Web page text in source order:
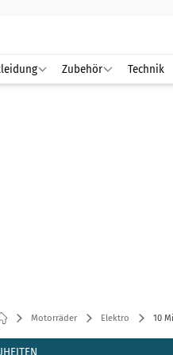
Zubehör Technik
Motorräder Elektro 10